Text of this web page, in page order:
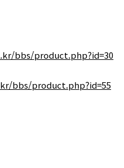
bbs/product.php?id=30
bbs/product.php?id=55